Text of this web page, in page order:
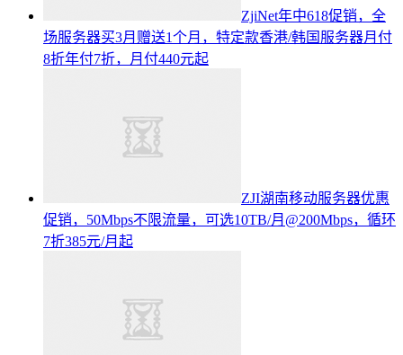
ZjiNet年中618促销，全
场服务器买3月赠送1个月，特定款香港/韩国服务器月付
8折年付7折，月付440元起
ZJI湖南移动服务器优惠
促销，50Mbps不限流量，可选10TB/月@200Mbps，循环
7折385元/月起